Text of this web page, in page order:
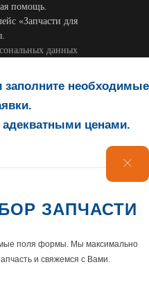
помощь.
«Запчасти для
данных
заполните необходимые
ценами.
ЗАПЧАСТИ
поля формы. Мы максимально
и свяжемся с Вами.